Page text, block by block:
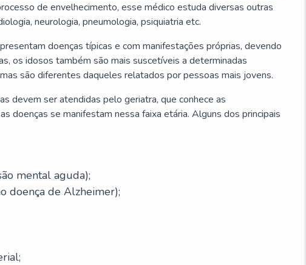
de envelhecimento, esse médico estuda diversas outras
neurologia, pneumologia, psiquiatria etc.
doenças típicas e com manifestações próprias, devendo
os idosos também são mais suscetíveis a determinadas
são diferentes daqueles relatados por pessoas mais jovens.
devem ser atendidas pelo geriatra, que conhece as
doenças se manifestam nessa faixa etária. Alguns dos principais
mental aguda);
doença de Alzheimer);